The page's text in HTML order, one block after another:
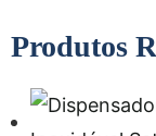
Produtos